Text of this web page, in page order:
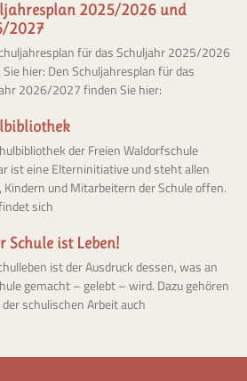
2025/2026 und
2027
für das Schuljahr 2025/2026
hier: Den Schuljahresplan für das
2026/2027 finden Sie hier:
der Freien Waldorfschule
ist eine Elterninitiative und steht allen
Kindern und Mitarbeitern der Schule offen.
sich
Schule ist Leben!
ist der Ausdruck dessen, was an
gemacht – gelebt – wird. Dazu gehören
schulischen Arbeit auch